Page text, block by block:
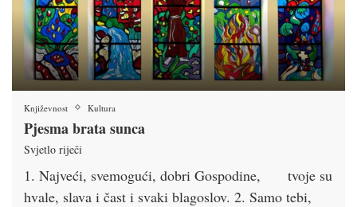
Književnost Kultura
Pjesma brata sunca
Svjetlo riječi
1. Najveći, svemogući, dobri Gospodine, tvoje su
hvale, slava i čast i svaki blagoslov. 2. Samo tebi,